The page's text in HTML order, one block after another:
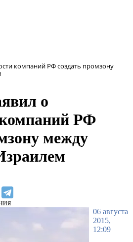
компаний РФ создать промзону
о
компаний РФ
между
06 августа
2015,
12:09